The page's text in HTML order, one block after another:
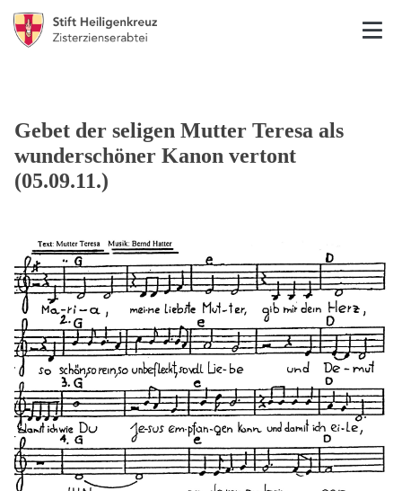
Gebet der seligen Mutter Teresa als
wunderschöner Kanon vertont
(05.09.11.)